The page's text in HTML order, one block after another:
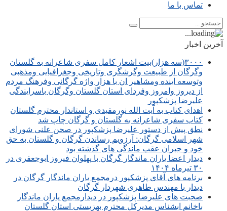
تماس با ما
آخرین اخبار
۳۰۰۰(سه هزار)بیت اشعار کامل سفری شاعرانه به گلستان
وگرگان از طبیعت وگرشگری وتاریخی وجغرافیایی ومذهبی
وتوسعه اینده ومشاهیر ان با هزار واژه گرگانی وفرهنگ مردم
از دیروز وامروز وفردای استان گلستان وگرگان باسرایندگی
علیرضا پزشکپور
اهدای کتاب به آیت الله نورمفیدی و استاندار محترم گلستان
کتاب سفری شاعرانه به گلستان و گرگان چاپ شد
نطق پیش از دستور علیرضا پزشکپور در صحن علنی شورای
شهر اسلامی گرگان: آرزویم رساندن گرگان و گلستان به حق
خود و جبران عقب ماندگی های گذشته بود
دیدار اعضا یاران ماندگار گرگان با پهلوان فیروز ابوجعفری در
۳۰ تیرماه ۱۴۰۴
برنامه های آقای پزشکپور درمجمع یاران ماندگار گرگان در
دیدار با مهندس طاهری شهردار گرگان
صحبت های علیرضا پزشکپور در دیدارمجمع یاران ماندگار
باخانم ابشناس مدیرکل محترم بهزیستی استان گلستان